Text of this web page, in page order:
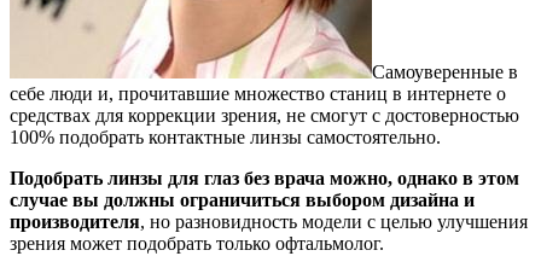
Самоуверенные в
себе люди и, прочитавшие множество станиц в интернете о
средствах для коррекции зрения, не смогут с достоверностью
100% подобрать контактные линзы самостоятельно.
Подобрать линзы для глаз без врача можно, однако в этом
случае вы должны ограничиться выбором дизайна и
производителя, но разновидность модели с целью улучшения
зрения может подобрать только офтальмолог.